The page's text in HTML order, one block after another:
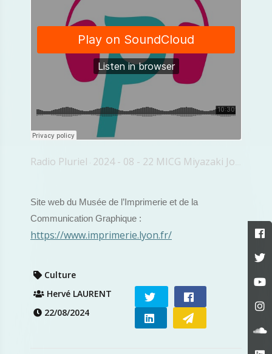
Radio Pluriel · 2024 - 08 - 22 MICG Miyazaki Joséphine Malherbe
Site web du Musée de l’Imprimerie et de la
Communication Graphique :
https://www.imprimerie.lyon.fr/
Culture
Hervé LAURENT
22/08/2024